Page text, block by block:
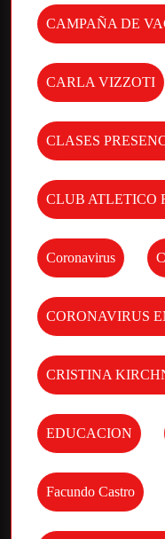
CAMPAÑA DE
CARLA VIZZOTI
CLASES
CLUB ATLETICO
Coronavirus
CORONAVIRUS
CRISTINA
EDUCACION
Facundo Castro